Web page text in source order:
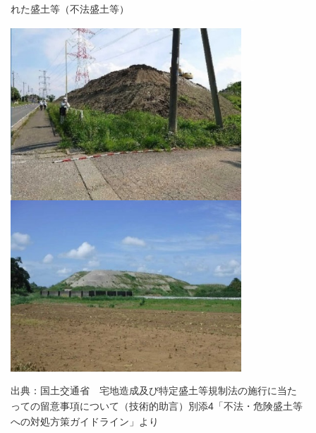
れた盛土等（不法盛土等）
出典：国土交通省 宅地造成及び特定盛土等規制法の施行に当た
っての留意事項について（技術的助言）別添4「不法・危険盛土等
への対処方策ガイドライン」より